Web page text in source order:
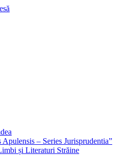
– Series Jurisprudentia”
și Literaturi Străine